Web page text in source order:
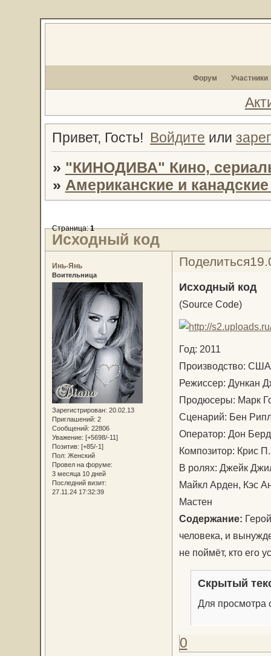
Форум Участники
Привет, Гость! Войдите или
» "КИНОДИВА" Кино,
» Американские и
Исходный код
Страница:1
Поделиться
Инь-Янь
Воительница
Зарегистрирован: 20.02.13
Приглашений: 2
Сообщений: 22806
Уважение: [+5698/-11]
Позитив: [+85/-1]
Пол: Женский
Провел на форуме:
3 месяца 10 дней
Последний визит:
27.11.24 17:32:39
Исходный код
(Source Code)
Год: 2011
Производство:
Режиссер: Дункан
Продюсеры: Марк
Сценарий: Бен
Оператор: Дон
Композитор: Крис
В ролях: Джейк
Майкл Арден, Кэс
Мастен
Содержание:
человека, и
не поймёт, кто его
Скрытый
Для просмотра
0